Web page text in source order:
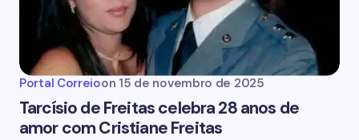
Portal Correioon 15 de novembro de 2025
Tarcísio de Freitas celebra 28 anos de
amor com Cristiane Freitas